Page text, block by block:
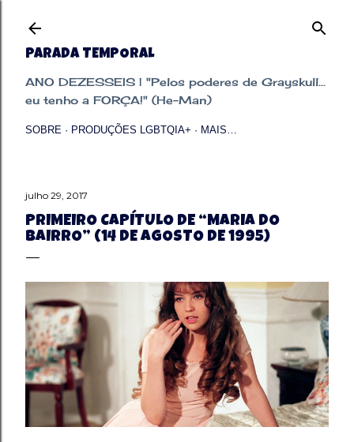
PARADA TEMPORAL
ANO DEZESSEIS | "Pelos poderes de Grayskull...
eu tenho a FORÇA!" (He-Man)
SOBRE PRODUÇÕES LGBTQIA+ MAIS…
julho 29, 2017
PRIMEIRO CAPÍTULO DE “MARIA DO
BAIRRO” (14 DE AGOSTO DE 1995)